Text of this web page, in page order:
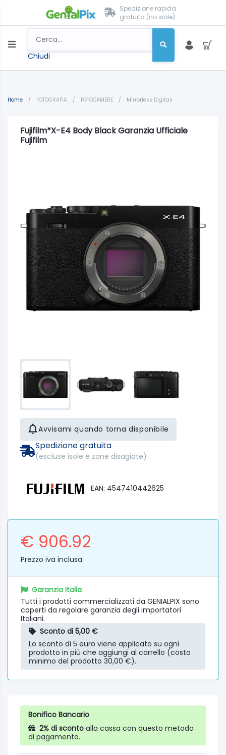
Spedizione rapida
gratuita (no isole)
Chiudi
Home / FOTOGRAFIA / FOTOCAMERE / Mirrorless Digitali
Fujifilm*X-E4 Body Black Garanzia Ufficiale
Fujifilm
Avvisami quando torna disponibile
Spedizione gratuita
(escluse isole e zone disagiate)
EAN: 4547410442625
€ 906.92
Prezzo iva inclusa
Garanzia Italia
Tutti i prodotti commercializzati da GENIALPIX sono
coperti da regolare garanzia degli importatori
Italiani.
Sconto di 5,00 €
Lo sconto di 5 euro viene applicato su ogni
prodotto in più che aggiungi al carrello (costo
minimo del prodotto 30,00 €).
Bonifico Bancario
2% di sconto alla cassa con questo metodo
di pagamento.